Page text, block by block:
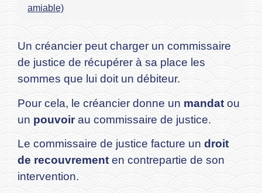
amiable)
Un créancier peut charger un commissaire
de justice de récupérer à sa place les
sommes que lui doit un débiteur.
Pour cela, le créancier donne un mandatou
un pouvoirau commissaire de justice.
Le commissaire de justice facture un droit
de recouvrement en contrepartie de son
intervention.